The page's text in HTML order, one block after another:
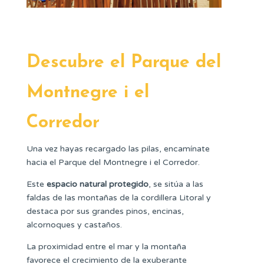
Descubre el Parque del
Montnegre i el
Corredor
Una vez hayas recargado las pilas, encamínate
hacia el Parque del Montnegre i el Corredor.
Este espacio natural protegido, se sitúa a las
faldas de las montañas de la cordillera Litoral y
destaca por sus grandes pinos, encinas,
alcornoques y castaños.
La proximidad entre el mar y la montaña
favorece el crecimiento de la exuberante